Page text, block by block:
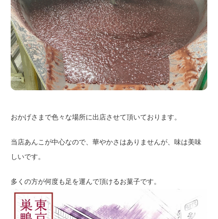
おかげさまで色々な場所に出店させて頂いております。
当店あんこが中心なので、華やかさはありませんが、味は美味
しいです。
多くの方が何度も足を運んで頂けるお菓子です。